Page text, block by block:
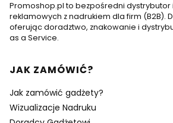
Promoshop.pl to bezpośredni
reklamowych z nadrukiem dla firm (B2B).
oferując doradztwo, znakowanie i
as a Service.
Linki w stopce
JAK ZAMÓWIĆ?
Jak zamówić gadżety?
Wizualizacje Nadruku